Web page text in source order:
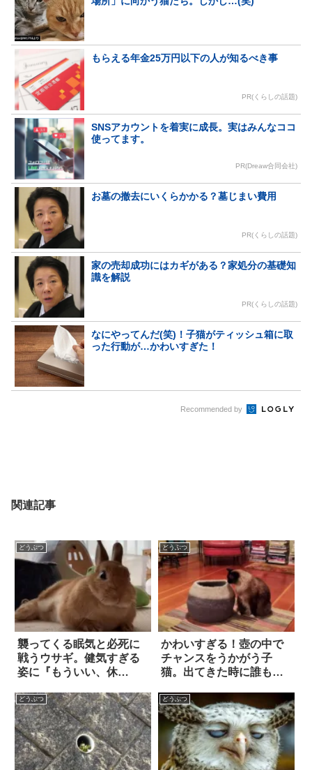
もらえる年金25万円以下の人が知るべき事
PR(くらしの話題)
SNSアカウントを着実に成長。実はみんなココ
使ってます。
PR(Dreaw合同会社)
お墓の撤去にいくらかかる？墓じまい費用
PR(くらしの話題)
家の売却成功にはカギがある？家処分の基礎知
識を解説
PR(くらしの話題)
なにやってんだ(笑)！子猫がティッシュ箱に取
った行動が…かわいすぎた！
Recommended by
関連記事
どうぶつ
襲ってくる眠気と必死に
戦うウサギ。健気すぎる
姿に『もういい、休
なってしまう…！！
どうぶつ
かわいすぎる！壺の中で
チャンスをうかがう子
猫。出てきた時に誰もい
どうぶつ どうぶつ